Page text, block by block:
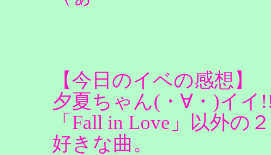
【今日のイベの感想】
夕夏ちゃん(・∀・)イイ
「Fall in Love」以外の
好きな曲。